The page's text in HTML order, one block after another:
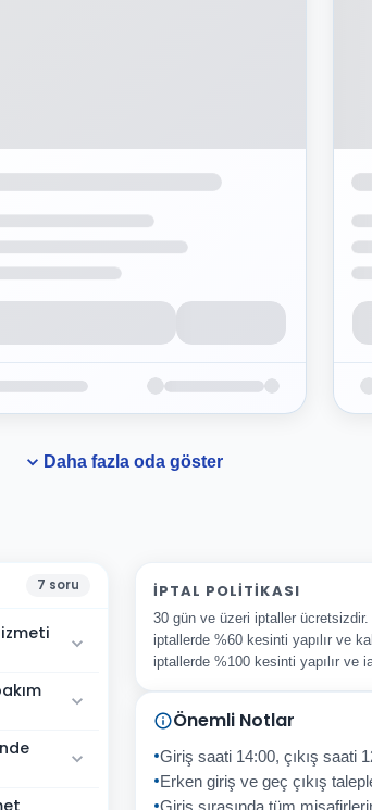
Daha fazla oda göster
7 soru İPTAL POLITIKASI
30 gün ve üzeri iptaller ücretsizdir.
iptallerde %60 kesinti yapılır ve
iptallerde %100 kesinti yapılır ve
Önemli Notlar
Giriş saati 14:00, çıkış saati
Erken giriş ve geç çıkış
Giriş sırasında tüm